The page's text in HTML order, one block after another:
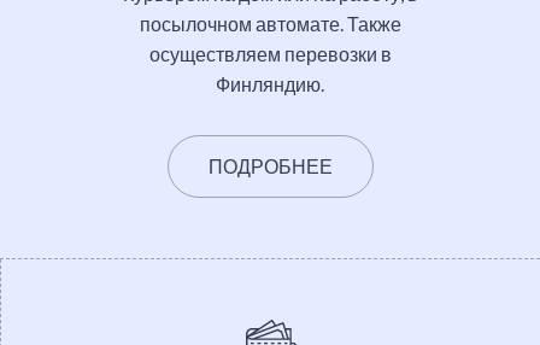
посылочном автомате. Также
осуществляем перевозки в
Финляндию.
ПОДРОБНЕЕ